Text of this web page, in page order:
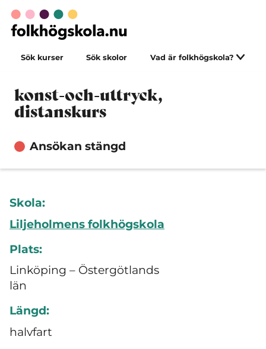
Sök kurser Sök skolor Vad är folkhögskola?
konst-och-uttryck,
distanskurs
Ansökan stängd
Skola:
Liljeholmens folkhögskola
Plats:
Linköping – Östergötlands
län
Längd:
halvfart